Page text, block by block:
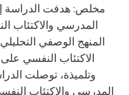
مخلص: هدفت الدراسة
المدرسي والاكتئاب
المنهج الوصفي
وتلميذة، توصلت
المدرسي والاكتئاب